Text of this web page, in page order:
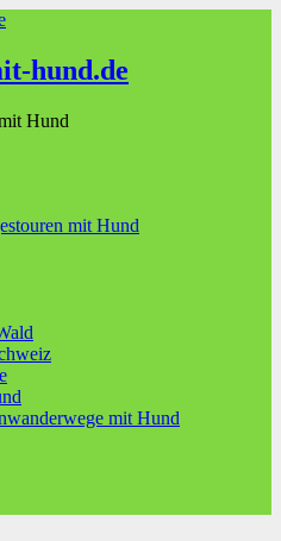
hund.de
Hund
mit Hund
mit Hund